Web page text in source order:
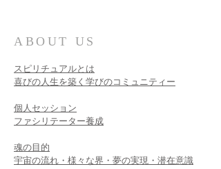
ABOUT US
スピリチュアルとは
喜びの人生を築く学びのコミュニティー
個人セッション​
ファシリテーター養成
魂の目的
宇宙の流れ・様々な界・夢の実現・潜在意識